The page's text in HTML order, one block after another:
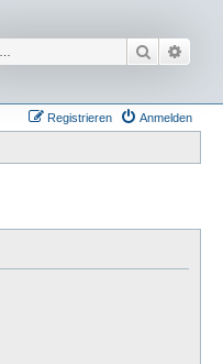
Suche
Anmelden
Registrieren